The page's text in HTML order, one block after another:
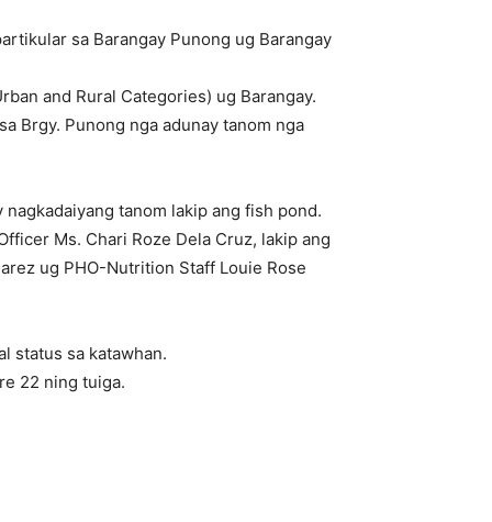
sa Barangay Punong ug Barangay
and Rural Categories) ug Barangay.
Brgy. Punong nga adunay tanom nga
tanom lakip ang fish pond.
Ms. Chari Roze Dela Cruz, lakip ang
ug PHO-Nutrition Staff Louie Rose
status sa katawhan.
22 ning tuiga.